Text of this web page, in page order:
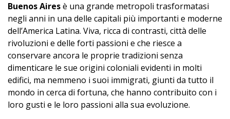
Buenos Airesè una grande metropoli trasformatasi
negli anni in una delle capitali più importanti e moderne
dell’America Latina. Viva, ricca di contrasti, città delle
rivoluzioni e delle forti passioni e che riesce a
conservare ancora le proprie tradizioni senza
dimenticare le sue origini coloniali evidenti in molti
edifici, ma nemmeno i suoi immigrati, giunti da tutto il
mondo in cerca di fortuna, che hanno contribuito con i
loro gusti e le loro passioni alla sua evoluzione.